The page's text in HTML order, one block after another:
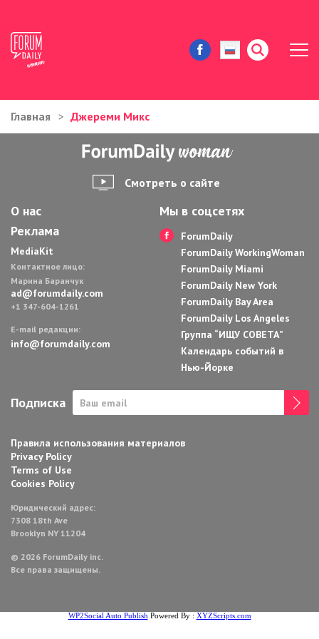
ЖИЗНЬ И ИСТОРИИ
ИММИГРАЦИЯ В США
АВТОРСКИЕ КОЛОНКИ
ЗДОРОВЬЕ И КРАСОТА
ДОМ И ЕДА
Главная Джереми Микс
Смотреть о сайте
О нас
Реклама
MediaKit
Контактное лицо:
Марина Баранчук
ad@forumdaily.com
+1 347-604-1261
E-mail редакции:
info@forumdaily.com
Мы в соцсетях
ForumDaily
ForumDaily WorkingWoman
ForumDaily Miami
ForumDaily New York
ForumDaily Bay Area
ForumDaily Los Angeles
Группа “ИЩУ СОВЕТА”
Календарь событий в
Нью-Йорке
Подписка
Правила использования материалов
Privacy Policy
Terms of Use
Cookies Policy
Юридический адрес:
7308 18th Ave
Brooklyn NY 11204
© 2026 ForumDaily inc.
Все права защищены.
WP2Social Auto Publish Powered By : XYZScripts.com